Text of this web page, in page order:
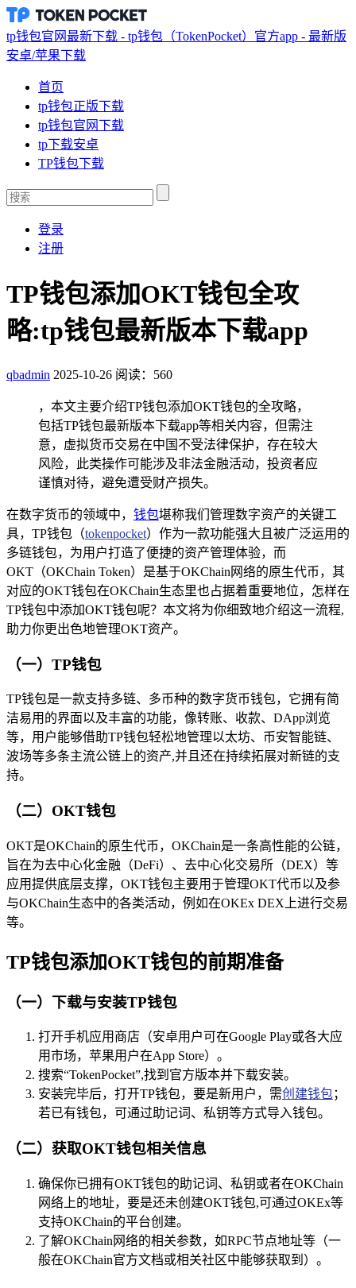
tp钱包官网最新下载 - tp钱包（TokenPocket）官方app - 最新版
安卓/苹果下载
首页
tp钱包正版下载
tp钱包官网下载
tp下载安卓
TP钱包下载
登录
注册
TP钱包添加OKT钱包全攻
略:tp钱包最新版本下载app
qbadmin 2025-10-26 阅读：560
，本文主要介绍TP钱包添加OKT钱包的全攻略，
包括TP钱包最新版本下载app等相关内容，但需注
意，虚拟货币交易在中国不受法律保护，存在较大
风险，此类操作可能涉及非法金融活动，投资者应
谨慎对待，避免遭受财产损失。
在数字货币的领域中， 钱包堪称我们管理数字资产的关键工
具，TP钱包（tokenpocket）作为一款功能强大且被广泛运用的
多链钱包，为用户打造了便捷的资产管理体验，而
OKT（OKChain Token）是基于OKChain网络的原生代币，其
对应的OKT钱包在OKChain生态里也占据着重要地位，怎样在
TP钱包中添加OKT钱包呢？本文将为你细致地介绍这一流程,
助力你更出色地管理OKT资产。
（一）TP钱包
TP钱包是一款支持多链、多币种的数字货币钱包，它拥有简
洁易用的界面以及丰富的功能，像转账、收款、DApp浏览
等，用户能够借助TP钱包轻松地管理以太坊、币安智能链、
波场等多条主流公链上的资产,并且还在持续拓展对新链的支
持。
（二）OKT钱包
OKT是OKChain的原生代币，OKChain是一条高性能的公链，
旨在为去中心化金融（DeFi）、去中心化交易所（DEX）等
应用提供底层支撑，OKT钱包主要用于管理OKT代币以及参
与OKChain生态中的各类活动，例如在OKEx DEX上进行交易
等。
TP钱包添加OKT钱包的前期准备
（一）下载与安装TP钱包
打开手机应用商店（安卓用户可在Google Play或各大应
用市场，苹果用户在App Store）。
搜索“TokenPocket”,找到官方版本并下载安装。
安装完毕后，打开TP钱包，要是新用户，需创建钱包；
若已有钱包，可通过助记词、私钥等方式导入钱包。
（二）获取OKT钱包相关信息
确保你已拥有OKT钱包的助记词、私钥或者在OKChain
网络上的地址，要是还未创建OKT钱包,可通过OKEx等
支持OKChain的平台创建。
了解OKChain网络的相关参数，如RPC节点地址等（一
般在OKChain官方文档或相关社区中能够获取到）。